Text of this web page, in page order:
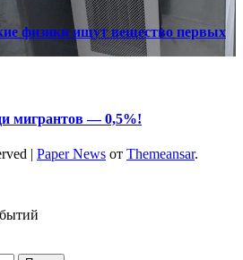
физики ищут вещество первых
мигрантов — 0,5%!
| Paper News от Themeansar.